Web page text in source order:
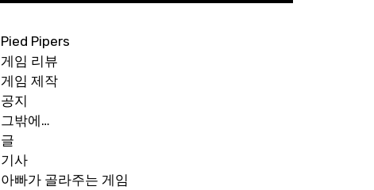
Pied Pipers
게임 리뷰
게임 제작
공지
그밖에…
글
기사
아빠가 골라주는 게임